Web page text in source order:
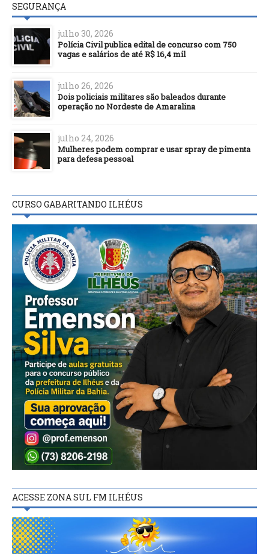
SEGURANÇA
julho 30, 2026
Polícia Civil publica edital de concurso com 750
vagas e salários de até R$ 16,4 mil
julho 26, 2026
Dois policiais militares são baleados durante
operação no Nordeste de Amaralina
julho 24, 2026
Mulheres podem comprar e usar spray de pimenta
para defesa pessoal
CURSO GABARITANDO ILHÉUS
ACESSE ZONA SUL FM ILHÉUS